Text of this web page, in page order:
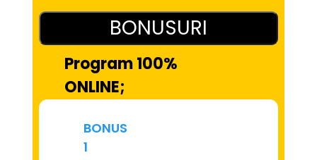
BONUSURI
Program 100%
ONLINE;
BONUS
1